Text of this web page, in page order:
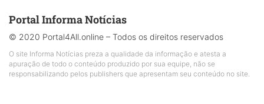
Portal Informa Notícias
© 2020 Portal4All.online – Todos os direitos reservados
O site Informa Notícias preza a qualidade da informação e atesta a
apuração de todo o conteúdo produzido por sua equipe, não se
responsabilizando pelos publishers que apresentam seu conteúdo no site.